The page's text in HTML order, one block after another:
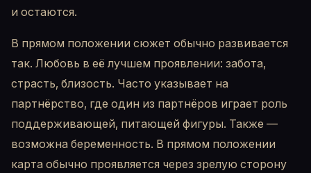
и остаются.
В прямом положении сюжет обычно развивается
так. Любовь в её лучшем проявлении: забота,
страсть, близость. Часто указывает на
партнёрство, где один из партнёров играет роль
поддерживающей, питающей фигуры. Также —
возможна беременность. В прямом положении
карта обычно проявляется через зрелую сторону